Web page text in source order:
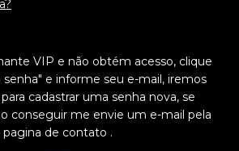
VIP e não obtém acesso, clique
e informe seu e-mail, iremos
cadastrar uma senha nova, se
conseguir me envie um e-mail pela
pagina de contato .